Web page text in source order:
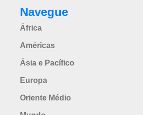
Navegue
África
Américas
Ásia e Pacífico
Europa
Oriente Médio